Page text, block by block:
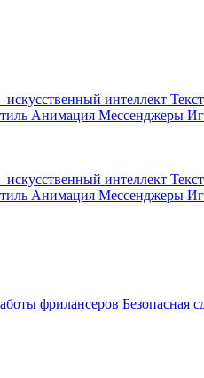
интеллект
Анимация Мессенджеры
интеллект
Анимация Мессенджеры
фрилансеров Безопасная